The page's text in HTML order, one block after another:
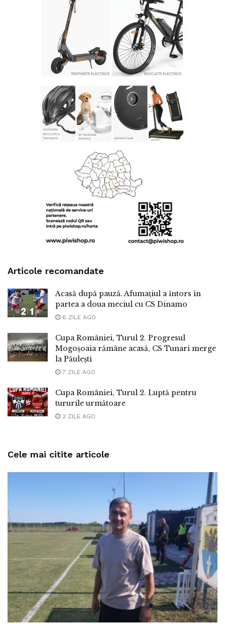
Articole recomandate
Acasă după pauză. Afumațiul a întors în
partea a doua meciul cu CS Dinamo
6 ZILE AGO
Cupa României, Turul 2. Progresul
Mogoșoaia rămâne acasă, CS Tunari merge
la Păulești
7 ZILE AGO
Cupa României, Turul 2. Luptă pentru
tururile următoare
2 ZILE AGO
Cele mai citite articole